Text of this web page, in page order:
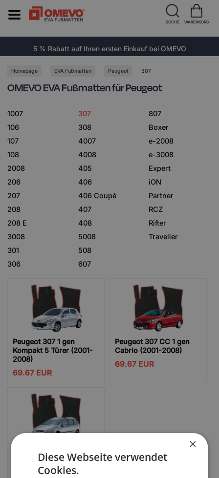
5 % Rabatt auf Ihren ersten Einkauf bei OMEVO
Homepage EVA Fußmatten Peugeot 307
OMEVO EVA Fußmatten für Peugeot
1007
106
107
108
2008
206
207
208
208 E
3008
301
306
307
308
4007
4008
405
406
406 Coupé
407
408
5008
508
607
807
Boxer
e-2008
e-3008
Expert
iON
Partner
RCZ
Rifter
Traveller
Peugeot 307 1 gen
Kompakt 5 Türer (2001-
2008)
69.67 EUR
Peugeot 307 CC 1 gen
Cabrio (2001-2008)
69.67 EUR
(2001-2008)
EUR
SUCHE WARENKORB
×
Diese Webseite verwendet
Cookies.